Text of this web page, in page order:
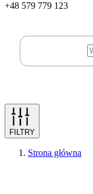
+48 579 779 123
FILTRY
Strona główna